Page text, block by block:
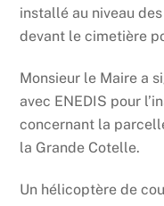
installé au niveau
devant le cimetière
Monsieur le Maire a
avec ENEDIS pour
concernant la
la Grande Cotelle.
Un hélicoptère de